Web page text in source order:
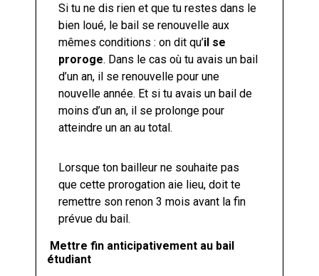
Si tu ne dis rien et que tu restes dans le
bien loué, le bail se renouvelle aux
mêmes conditions : on dit qu’il se
proroge. Dans le cas où tu avais un bail
d’un an, il se renouvelle pour une
nouvelle année. Et si tu avais un bail de
moins d’un an, il se prolonge pour
atteindre un an au total.
Lorsque ton bailleur ne souhaite pas
que cette prorogation aie lieu, doit te
remettre son renon 3 mois avant la fin
prévue du bail.
Mettre fin anticipativement au bail
étudiant